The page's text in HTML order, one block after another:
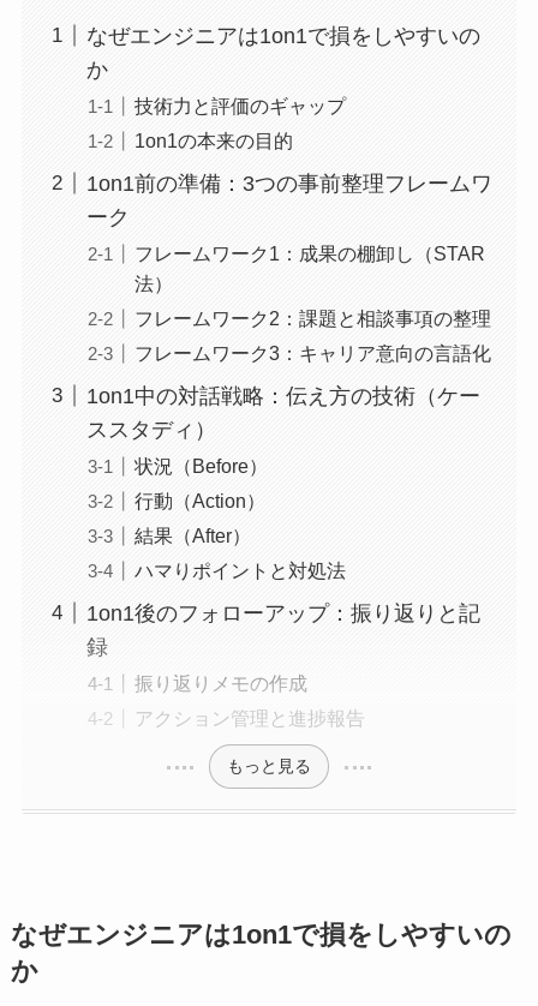
なぜエンジニアは1on1で損をしやすいの
か
技術力と評価のギャップ
1on1の本来の目的
1on1前の準備：3つの事前整理フレームワ
ーク
フレームワーク1：成果の棚卸し（STAR
法）
フレームワーク2：課題と相談事項の整理
フレームワーク3：キャリア意向の言語化
1on1中の対話戦略：伝え方の技術（ケー
ススタディ）
状況（Before）
行動（Action）
結果（After）
ハマりポイントと対処法
1on1後のフォローアップ：振り返りと記
録
振り返りメモの作成
アクション管理と進捗報告
もっと見る
なぜエンジニアは1on1で損をしやすいの
か